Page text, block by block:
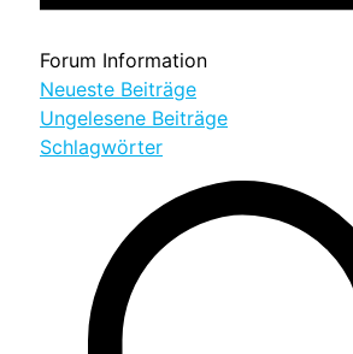
Forum Information
Neueste Beiträge
Ungelesene Beiträge
Schlagwörter